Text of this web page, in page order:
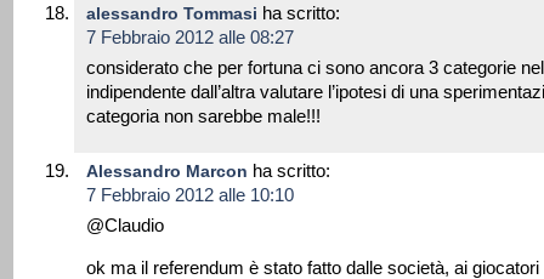
alessandro Tommasi ha scritto:
7 Febbraio 2012 alle 08:27
considerato che per fortuna ci sono ancora 3 categorie
indipendente dall’altra valutare l’ipotesi di una
categoria non sarebbe male!!!
Alessandro Marcon ha scritto:
7 Febbraio 2012 alle 10:10
@Claudio
ok ma il referendum è stato fatto dalle società, ai